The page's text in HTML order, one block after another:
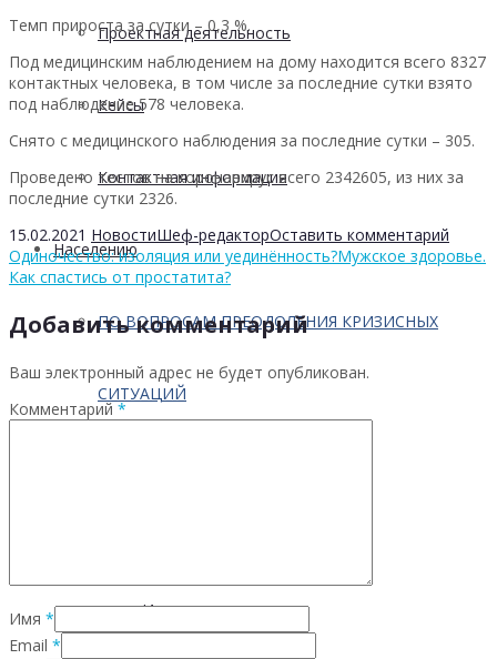
Проектная деятельность
Кейсы
Контактная информация
Населению
ПО ВОПРОСАМ ПРЕОДОЛЕНИЯ КРИЗИСНЫХ
СИТУАЦИЙ
Инсульта
Темп прироста за сутки – 0,3 %.
Под медицинским наблюдением на дому находится всего 8327
контактных человека, в том числе за последние сутки взято
под наблюдение 578 человека.
Снято с медицинского наблюдения за последние сутки – 305.
Проведено тестов на коронавирус всего 2342605, из них за
последние сутки 2326.
15.02.2021 НовостиШеф-редакторОставить комментарий
Одиночество: изоляция или уединённость?Мужское здоровье.
Как спастись от простатита?
Добавить комментарий
Ваш электронный адрес не будет опубликован.
Комментарий*
Имя *
Email *